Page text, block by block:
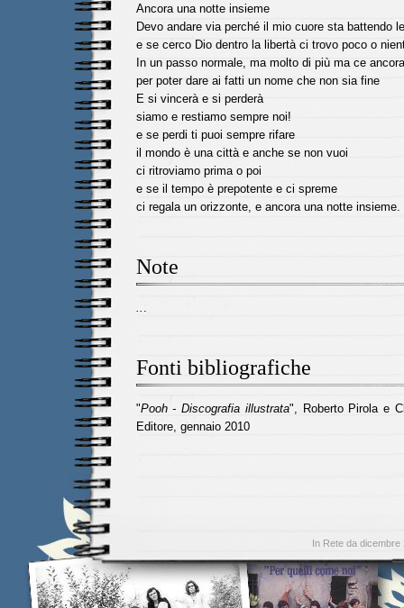
Ancora una notte insieme
Devo andare via perché il mio cuore sta battendo
e se cerco Dio dentro la libertà ci trovo poco o
In un passo normale, ma molto di più ma ce
per poter dare ai fatti un nome che non sia fine
E si vincerà e si perderà
siamo e restiamo sempre noi!
e se perdi ti puoi sempre rifare
il mondo è una città e anche se non vuoi
ci ritroviamo prima o poi
e se il tempo è prepotente e ci spreme
ci regala un orizzonte, e ancora una notte insieme.
Note
.. .
Fonti bibliografiche
"Pooh - Discografia illustrata", Roberto Pirola e
Editore, gennaio 2010
In Rete da dicembre